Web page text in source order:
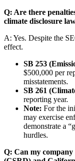
Q: Are there
climate disclosure
A: Yes. Despite the
effect.
SB 253
$500,000 per
misstatements.
SB 261
reporting year.
Note: For the
may exercise
demonstrate a
hurdles.
Q: Can my